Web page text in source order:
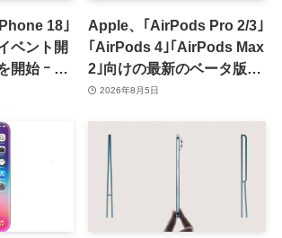
18｣
ベント開
開始 ｰ 9
催見込
Apple、｢AirPods Pro 2/3｣
｢AirPods 4｣｢AirPods Max
2｣向けの最新のベータ版フ
ァームウェア｢9A5336b｣を
2026年8月5日